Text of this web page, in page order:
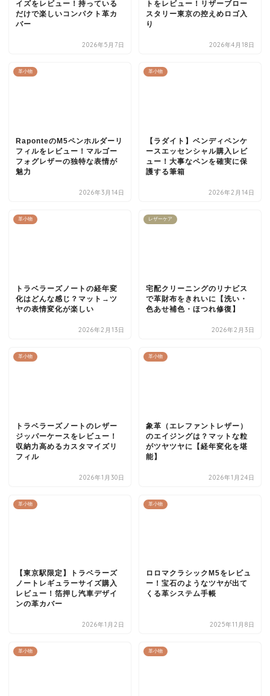
イズをレビュー！持っている
だけで楽しいコンパクト革カ
バー
2026年5月7日
トをレビュー！リザーブロー
スタリー東京の控えめロゴ入
り
2026年4月18日
革小物
RaponteのM5ペンホルダーリ
フィルをレビュー！マルゴー
フォグレザーの独特な表情が
魅力
2026年3月14日
革小物
【ラダイト】ベンディペンケ
ースエッセンシャル購入レビ
ュー！大事なペンを確実に保
護する筆箱
2026年2月14日
革小物
トラベラーズノートの経年変
化はどんな感じ？マット→ツ
ヤの表情変化が楽しい
2026年2月13日
レザーケア
宅配クリーニングのリナビス
で革財布をきれいに【洗い・
色あせ補色・ほつれ修復】
2026年2月3日
革小物
トラベラーズノートのレザー
ジッパーケースをレビュー！
収納力高めるカスタマイズリ
フィル
2026年1月30日
革小物
象革（エレファントレザー）
のエイジングは？マットな粒
がツヤツヤに【経年変化を堪
能】
2026年1月24日
革小物
【東京駅限定】トラベラーズ
ノートレギュラーサイズ購入
レビュー！箔押し汽車デザイ
ンの革カバー
2026年1月2日
革小物
ロロマクラシックM5をレビュ
ー！宝石のようなツヤが出て
くる革システム手帳
2025年11月8日
革小物 革小物